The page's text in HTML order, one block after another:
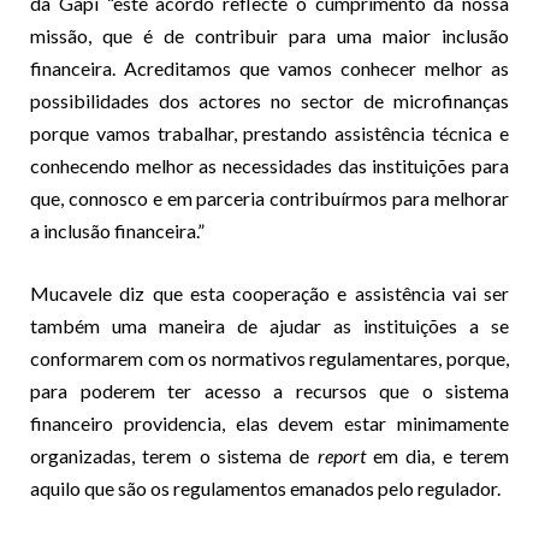
missão, que é de contribuir para uma maior inclusão
financeira. Acreditamos que vamos conhecer melhor as
possibilidades dos actores no sector de microfinanças
porque vamos trabalhar, prestando assistência técnica e
conhecendo melhor as necessidades das instituições para
que, connosco e em parceria contribuírmos para melhorar
a inclusão financeira.”
Mucavele diz que esta cooperação e assistência vai ser
também uma maneira de ajudar as instituições a se
conformarem com os normativos regulamentares, porque,
para poderem ter acesso a recursos que o sistema
financeiro providencia, elas devem estar minimamente
organizadas, terem o sistema de reportem dia, e terem
aquilo que são os regulamentos emanados pelo regulador.